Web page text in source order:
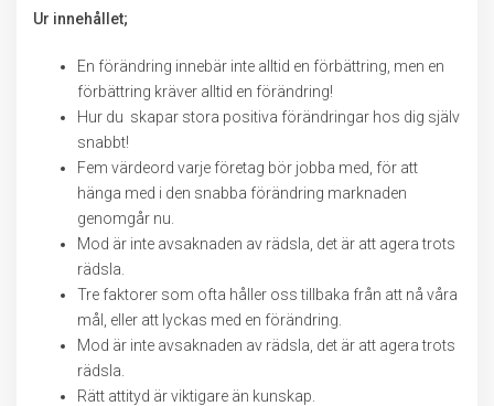
Ur innehållet;
En förändring innebär inte alltid en förbättring, men en
förbättring kräver alltid en förändring!
Hur du skapar stora positiva förändringar hos dig själv
snabbt!
Fem värdeord varje företag bör jobba med, för att
hänga med i den snabba förändring marknaden
genomgår nu.
Mod är inte avsaknaden av rädsla, det är att agera trots
rädsla.
Tre faktorer som ofta håller oss tillbaka från att nå våra
mål, eller att lyckas med en förändring.
Mod är inte avsaknaden av rädsla, det är att agera trots
rädsla.
Rätt attityd är viktigare än kunskap.